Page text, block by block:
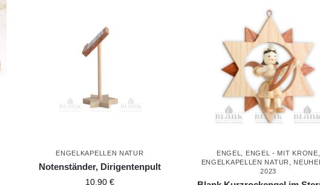
ENGELKAPELLEN NATUR
Notenständer, Dirigentenpult
10,90 €
ENGEL, ENGEL - MIT KRONE,
ENGELKAPELLEN NATUR,
2023